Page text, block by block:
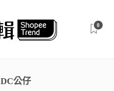
0
DC公仔